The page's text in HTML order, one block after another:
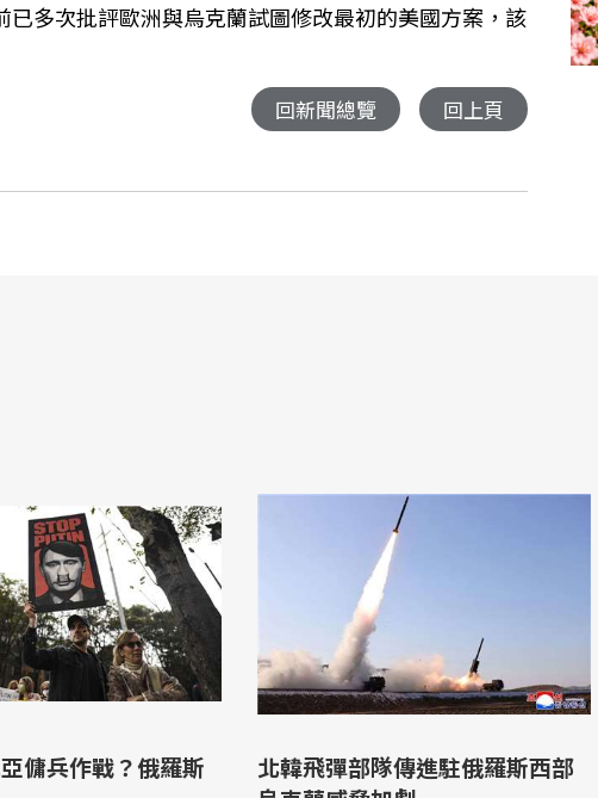
多次批評歐洲與烏克蘭試圖修改最初的美國方案，該
回新聞總覽 回上頁
傭兵作戰？俄羅斯
北韓飛彈部隊傳進駐俄羅斯西部